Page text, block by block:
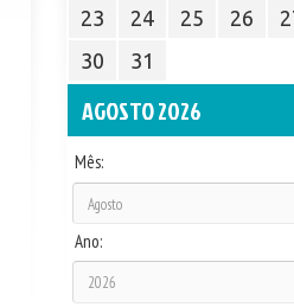
23
24 25 26
30
31
AGOSTO 2026
Mês:
Ano: